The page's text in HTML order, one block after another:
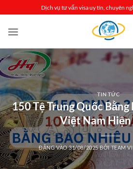
qua
nội
Dịch vụ tư vấn visa uy tín, chuyên
TIN TỨC
150 Tệ Trung Quốc
Việt Nam Hiện
ĐĂNG VÀO31/08/2025BỞITEAM